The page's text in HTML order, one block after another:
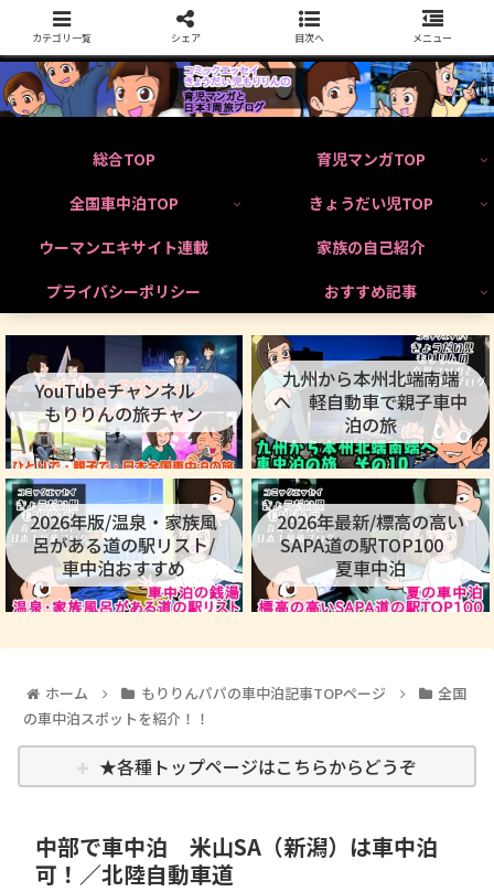
総合TOP
育児マンガTOP
全国車中泊TOP
きょうだい児TOP
ウーマンエキサイト連載
家族の自己紹介
プライバシーポリシー
おすすめ記事
YouTubeチャンネル
もりりんの旅チャン
九州から本州北端南端
へ 軽自動車で親子車中
泊の旅
2026年版/温泉・家族風
呂がある道の駅リスト/
車中泊おすすめ
2026年最新/標高の高い
SAPA道の駅TOP100
夏車中泊
ホーム もりりんパパの車中泊記事TOPページ
全国
の車中泊スポットを紹介！！
★各種トップページはこちらからどうぞ
中部で車中泊 米山SA（新潟）は車中泊
可！／北陸自動車道
カテゴリ一覧 シェア 目次へ メニュー